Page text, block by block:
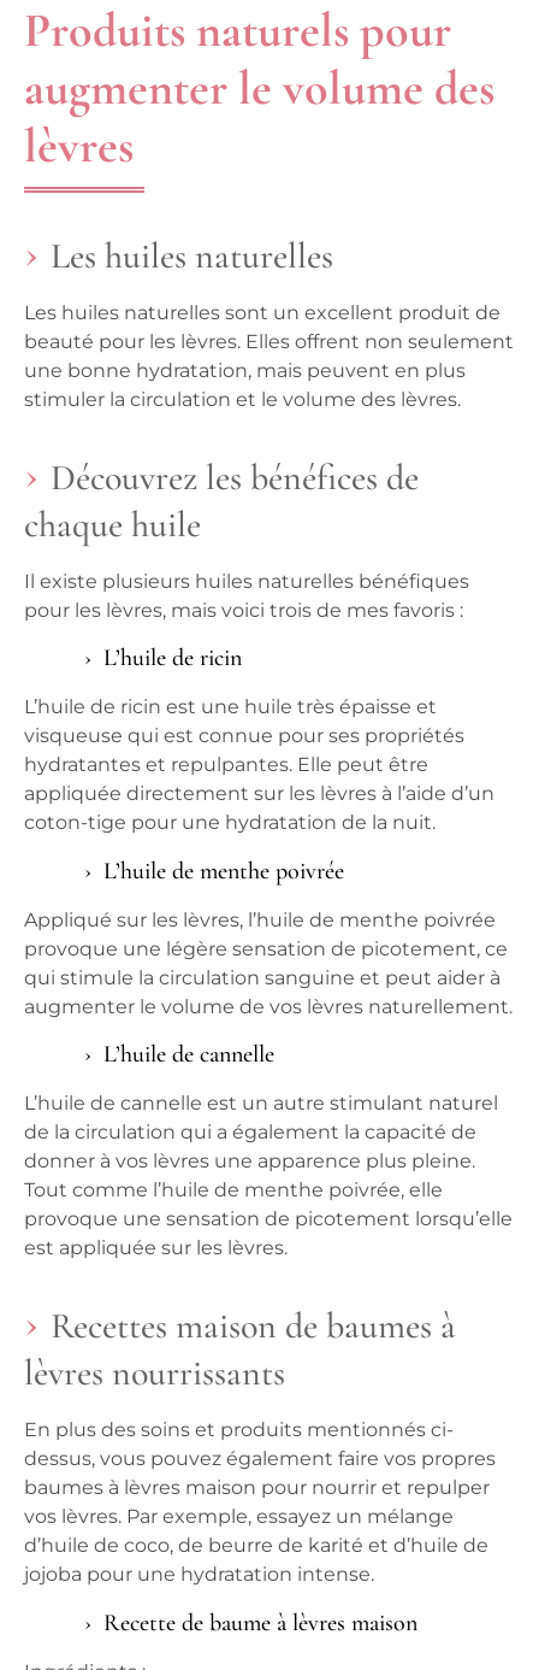
Produits naturels pour
augmenter le volume des
lèvres
Les huiles naturelles
Les huiles naturelles sont un excellent produit de
beauté pour les lèvres. Elles offrent non seulement
une bonne hydratation, mais peuvent en plus
stimuler la circulation et le volume des lèvres.
Découvrez les bénéfices de
chaque huile
Il existe plusieurs huiles naturelles bénéfiques
pour les lèvres, mais voici trois de mes favoris :
L’huile de ricin
L’huile de ricin est une huile très épaisse et
visqueuse qui est connue pour ses propriétés
hydratantes et repulpantes. Elle peut être
appliquée directement sur les lèvres à l’aide d’un
coton-tige pour une hydratation de la nuit.
L’huile de menthe poivrée
Appliqué sur les lèvres, l’huile de menthe poivrée
provoque une légère sensation de picotement, ce
qui stimule la circulation sanguine et peut aider à
augmenter le volume de vos lèvres naturellement.
L’huile de cannelle
L’huile de cannelle est un autre stimulant naturel
de la circulation qui a également la capacité de
donner à vos lèvres une apparence plus pleine.
Tout comme l’huile de menthe poivrée, elle
provoque une sensation de picotement lorsqu’elle
est appliquée sur les lèvres.
Recettes maison de baumes à
lèvres nourrissants
En plus des soins et produits mentionnés ci-
dessus, vous pouvez également faire vos propres
baumes à lèvres maison pour nourrir et repulper
vos lèvres. Par exemple, essayez un mélange
d’huile de coco, de beurre de karité et d’huile de
jojoba pour une hydratation intense.
Recette de baume à lèvres maison